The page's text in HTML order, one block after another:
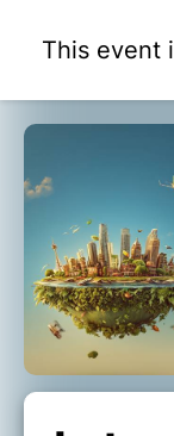
This event